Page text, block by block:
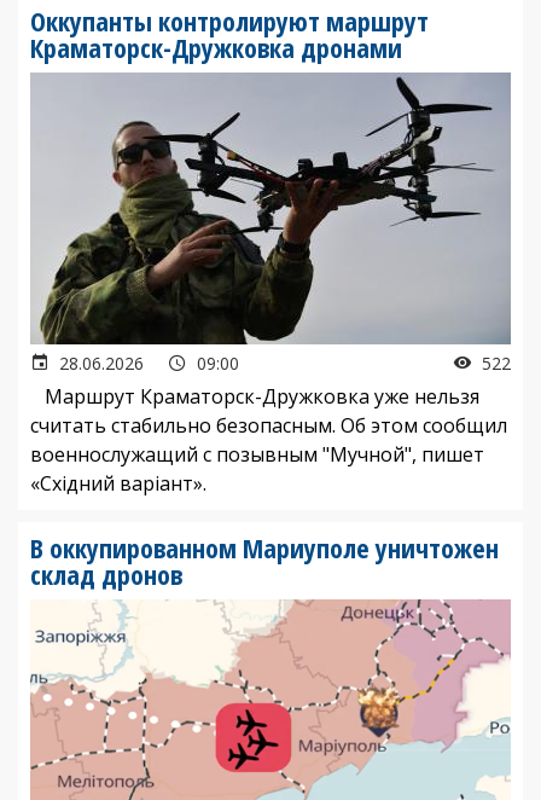
Оккупанты контролируют маршрут
Краматорск-Дружковка дронами
28.06.2026 09:00 522
Маршрут Краматорск-Дружковка уже нельзя
считать стабильно безопасным. Об этом сообщил
военнослужащий с позывным "Мучной", пишет
«Східний варіант».
В оккупированном Мариуполе уничтожен
склад дронов